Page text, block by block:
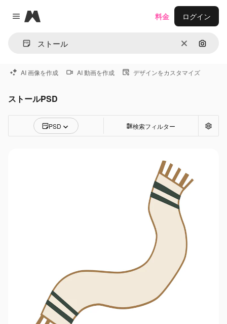
Close menu
Magnific
消去 画像で
料金 ログイン
AI 画像を作成 AI 動画を作成 デザインをカスタマイズ
ストールPSD
PSD 検索フィルター